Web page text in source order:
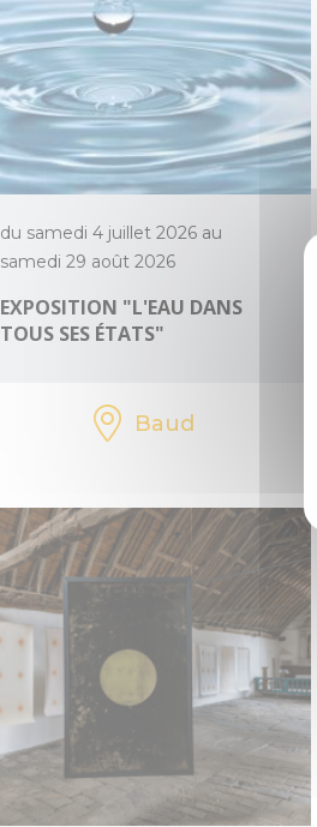
du samedi 4 juillet 2026 au
samedi 29 août 2026
EXPOSITION "L'EAU DANS
TOUS SES ÉTATS"
Baud